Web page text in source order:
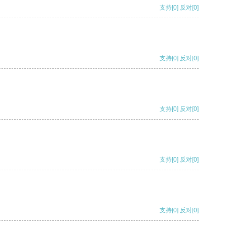
支持[0] 反对[0]
支持[0] 反对[0]
支持[0] 反对[0]
支持[0] 反对[0]
支持[0] 反对[0]